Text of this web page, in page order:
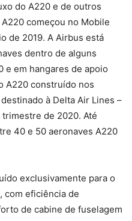
do A220 e de outros
começou no Mobile
de 2019. A Airbus está
dentro de alguns
e em hangares de apoio
A220 construído nos
à Delta Air Lines –
de 2020. Até
40 e 50 aeronaves A220
exclusivamente para o
com eficiência de
de cabine de fuselagem